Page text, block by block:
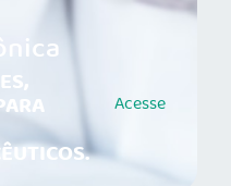
Acesse